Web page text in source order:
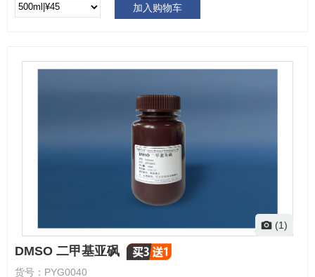
加入购物车
(1)
DMSO 二甲基亚砜
货号： PYG0040